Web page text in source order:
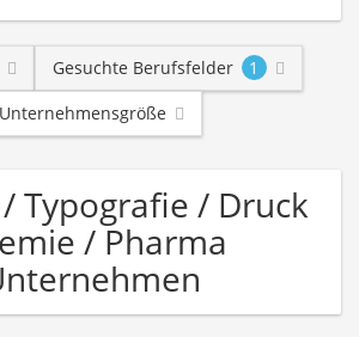
Gesuchte Berufsfelder
1
Unternehmensgröße
Typografie / Druck
/ Pharma